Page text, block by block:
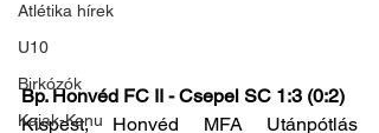
Atlétika hírek
U10
Birkózók
Kajak-Kenu
Bp. Honvéd FC II - Csepel SC 1:3 (0:2)
Kispest, Honvéd MFA Utánpótlás